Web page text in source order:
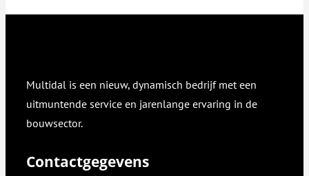
Multidal is een nieuw, dynamisch bedrijf met een
uitmuntende service en jarenlange ervaring in de
bouwsector.
Contactgegevens